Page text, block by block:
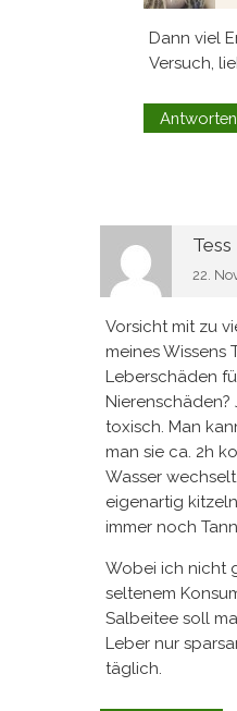
Dann viel
Versuch,
Antworten
Tess
22.
Vorsicht mit zu
meines Wissens
Leberschäden
Nierenschäden?
toxisch. Man
man sie ca. 2h
Wasser
eigenartig
immer noch
Wobei ich nicht
seltenem
Salbeitee soll
Leber nur
täglich.